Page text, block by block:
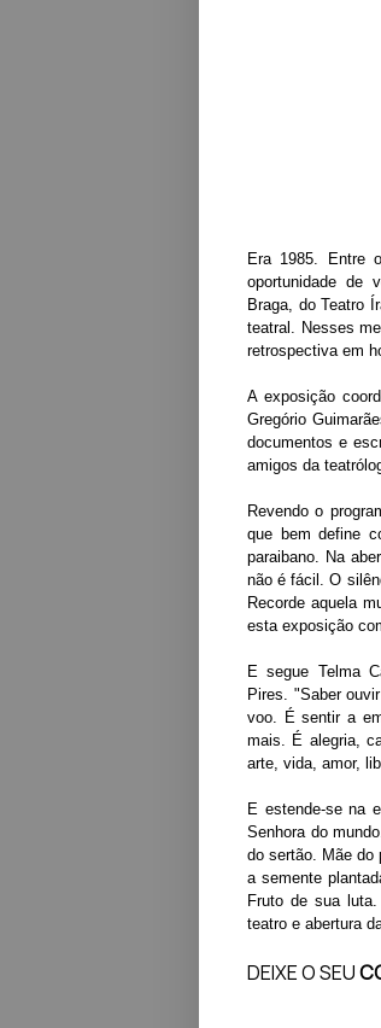
Era 1985. Entre
oportunidade de
Braga, do Teatro
teatral. Nesses
retrospectiva em
A exposição
Gregório
documentos e
amigos da
Revendo o
que bem define
paraibano. Na
não é fácil. O
Recorde aquela
esta exposição
E segue Telma
Pires. "Saber
voo. É sentir a
mais. É alegria,
arte, vida, amor,
E estende-se na
Senhora do
do sertão. Mãe do
a semente
Fruto de sua
teatro e abertura
DEIXE O SEU